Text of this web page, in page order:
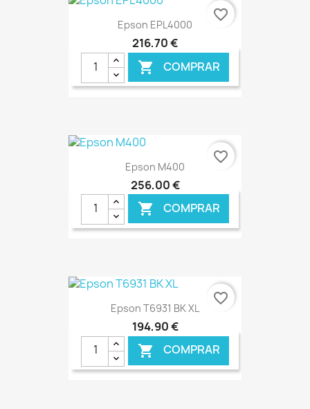
Epson EPL4000
216,70 €
 COMPRAR
€ ONLINE
favorite_border
Epson M400
256,00 €
 COMPRAR
€ ONLINE
favorite_border
Epson T6931 BK XL
194,90 €
 COMPRAR
favorite_border